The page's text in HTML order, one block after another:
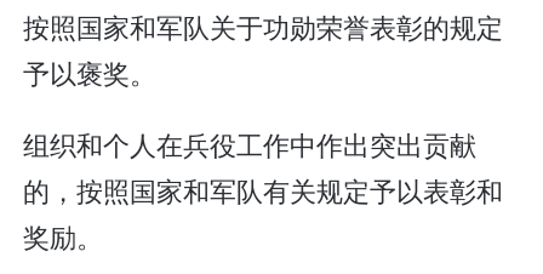
按照国家和军队关于功勋荣誉表彰的规定
予以褒奖。
组织和个人在兵役工作中作出突出贡献
的，按照国家和军队有关规定予以表彰和
奖励。